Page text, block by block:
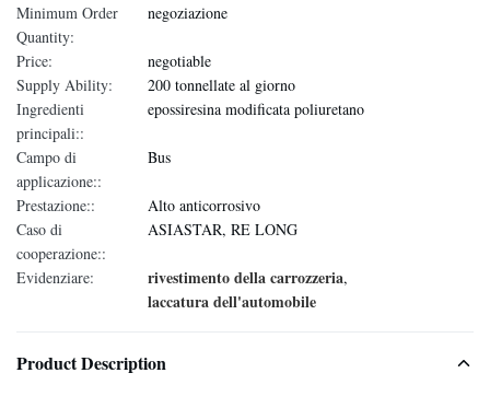
Minimum Order
Quantity:
negoziazione
Price:
negotiable
Supply Ability:
200 tonnellate al giorno
Ingredienti
principali::
epossiresina modificata poliuretano
Campo di
applicazione::
Bus
Prestazione::
Alto anticorrosivo
Caso di
cooperazione::
ASIASTAR, RE LONG
Evidenziare: rivestimento della carrozzeria,
laccatura dell'automobile
Product Description